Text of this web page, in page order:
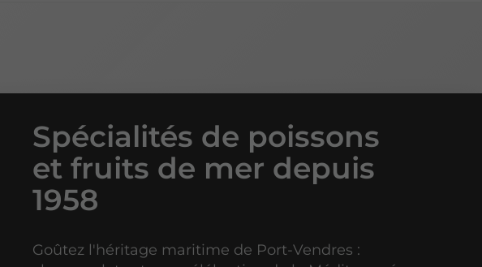
Spécialités de poissons
et fruits de mer depuis
1958
Goûtez l'héritage maritime de Port-Vendres :